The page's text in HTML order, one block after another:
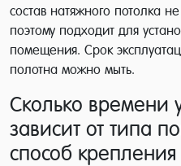
состав натяжного потолка
поэтому подходит для
помещения. Срок
полотна можно мыть.
Сколько времени
зависит от типа
способ